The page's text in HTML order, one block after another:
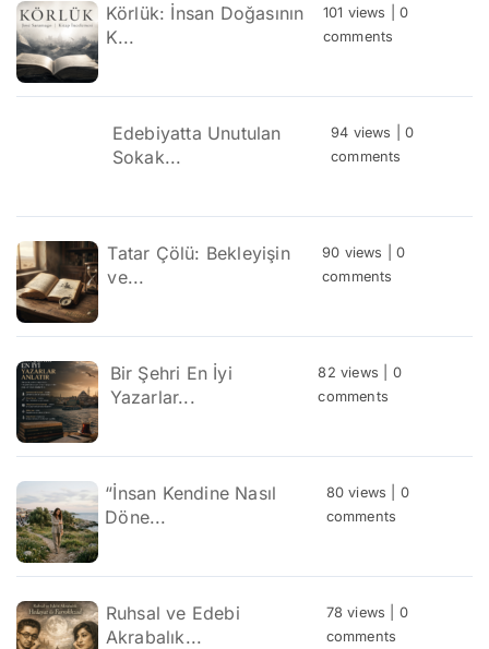
Körlük: İnsan Doğasının
K...
101 views |0
comments
Edebiyatta Unutulan
Sokak...
94 views |0
comments
Tatar Çölü: Bekleyişin
ve...
90 views |0
comments
Bir Şehri En İyi
Yazarlar...
82 views
0
comments
“İnsan Kendine Nasıl
Döne...
80 views
0
comments
Ruhsal ve Edebi
Akrabalık...
78 views
0
comments